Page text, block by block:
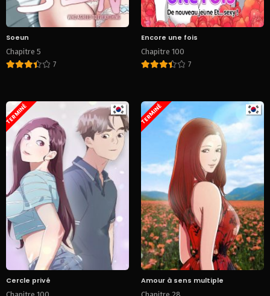
Soeun
Chapitre 5
7
Encore une fois
Chapitre 100
7
TERMINÉ
Cercle privé
TERMINÉ
Amour à sens multiple